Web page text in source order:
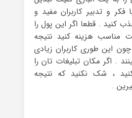
فکر و تدبیر کاربران مفید و
کنید . قطعا اگر این پول را
مناسب هزینه کنید نتیجه
این طوری کاربران زیادی
. اگر مکان تبلیغات تان را
، شک نکنید که نتیجه
.